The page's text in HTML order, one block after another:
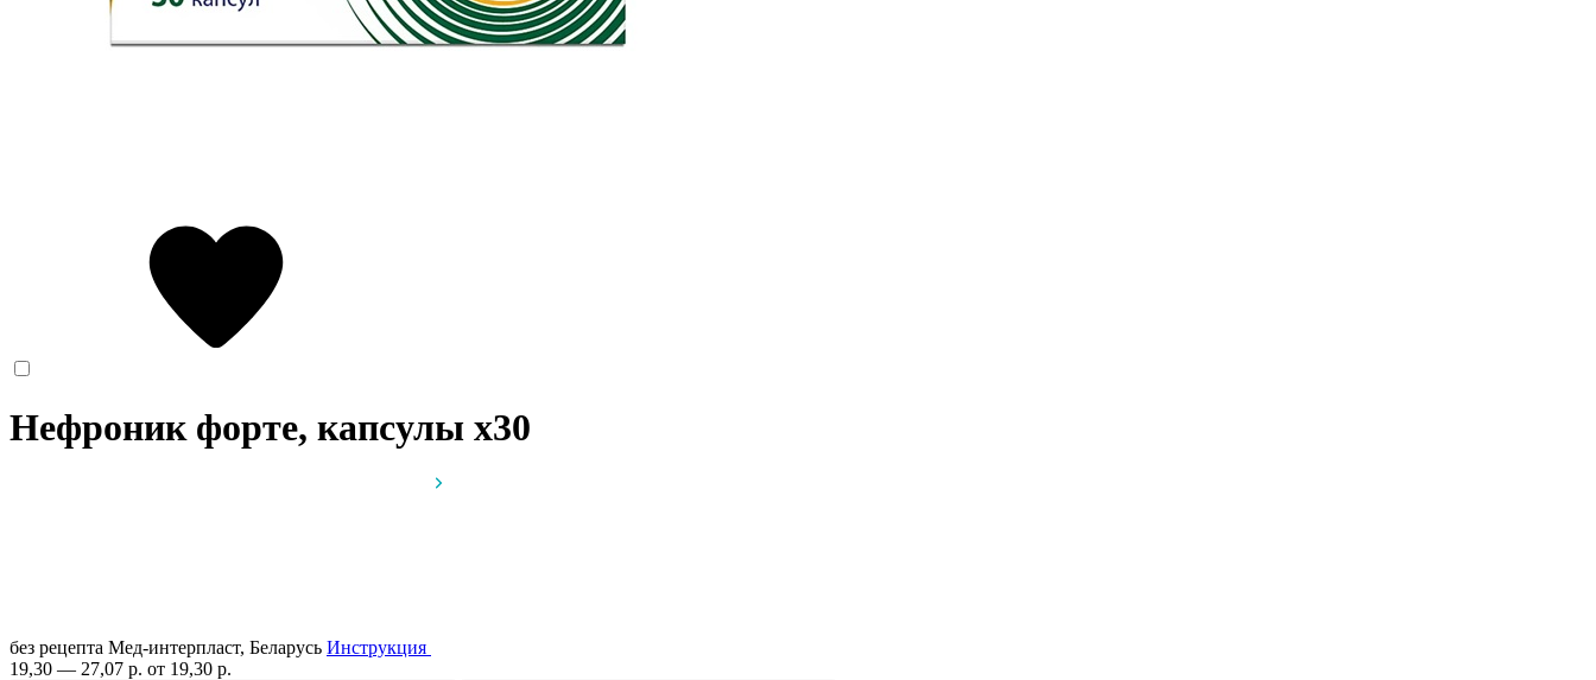
Нефроник форте, капсулы x30
без рецепта Мед-интерпласт, Беларусь Инструкция
19,30 — 27,07 р. от 19,30 р.